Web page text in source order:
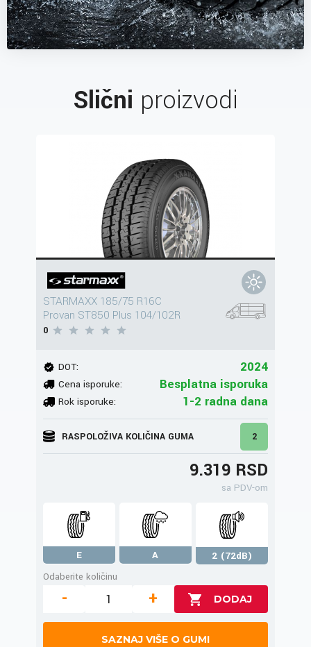
Slični proizvodi
STARMAXX 185/75 R16C
Provan ST850 Plus 104/102R
0
DOT: 2024
Cena isporuke: Besplatna isporuka
Rok isporuke: 1-2 radna dana
RASPOLOŽIVA KOLIČINA GUMA 2
9.319 RSD
sa PDV-om
E A
2 (72dB)
Odaberite količinu
- +
SAZNAJ VIŠE O GUMI